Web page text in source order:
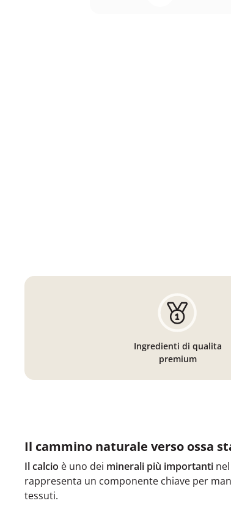
Ingredienti di qualita
premium
Il cammino naturale verso ossa
Il calcio è uno dei minerali più importanti
rappresenta un componente chiave per
tessuti.